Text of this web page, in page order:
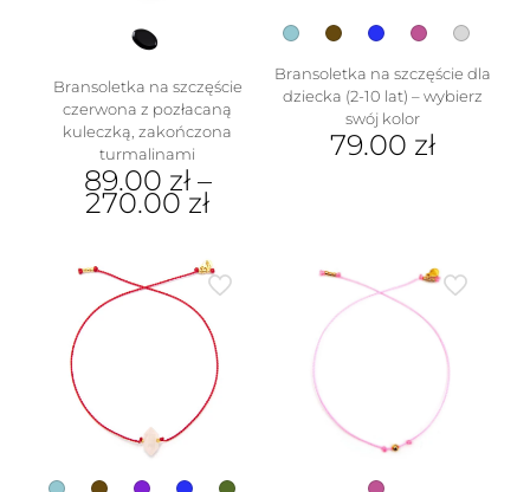
Bransoletka na szczęście
czerwona z pozłacaną
kuleczką, zakończona
turmalinami
89.00 zł–
270.00 zł
ma
wiele
wariantów.
stronie
produktu
Bransoletka na szczęście dla
dziecka (2-10 lat) – wybierz
swój kolor
79.00 zł
wariantów.
Opcje
można
wybrać
produktu